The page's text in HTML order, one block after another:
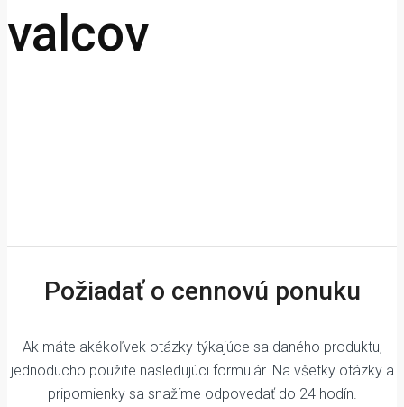
valcov
Požiadať o cennovú ponuku
Ak máte akékoľvek otázky týkajúce sa daného produktu,
jednoducho použite nasledujúci formulár. Na všetky otázky a
pripomienky sa snažíme odpovedať do 24 hodín.